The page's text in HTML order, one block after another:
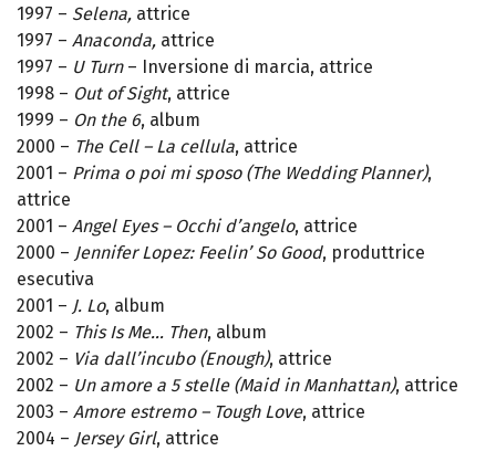
1997 – Selena, attrice
1997 – Anaconda, attrice
1997 – U Turn– Inversione di marcia, attrice
1998 – Out of Sight, attrice
1999 – On the 6, album
2000 – The Cell – La cellula, attrice
2001 – Prima o poi mi sposo (The Wedding Planner),
attrice
2001 – Angel Eyes – Occhi d’angelo, attrice
2000 – Jennifer Lopez: Feelin’ So Good, produttrice
esecutiva
2001 – J. Lo, album
2002 – This Is Me… Then, album
2002 – Via dall’incubo (Enough), attrice
2002 – Un amore a 5 stelle (Maid in Manhattan), attrice
2003 – Amore estremo – Tough Love, attrice
2004 – Jersey Girl, attrice